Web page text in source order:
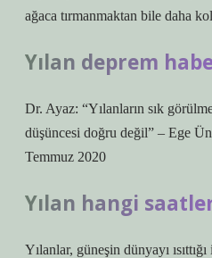
ağaca tırmanmaktan bile daha
Yılan deprem
Dr. Ayaz: “Yılanların sık
düşüncesi doğru değil” – Ege
Temmuz 2020
Yılan hangi
Yılanlar, güneşin dünyayı